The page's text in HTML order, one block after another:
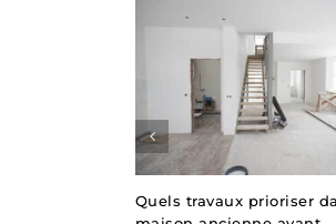
Quels travaux prioriser